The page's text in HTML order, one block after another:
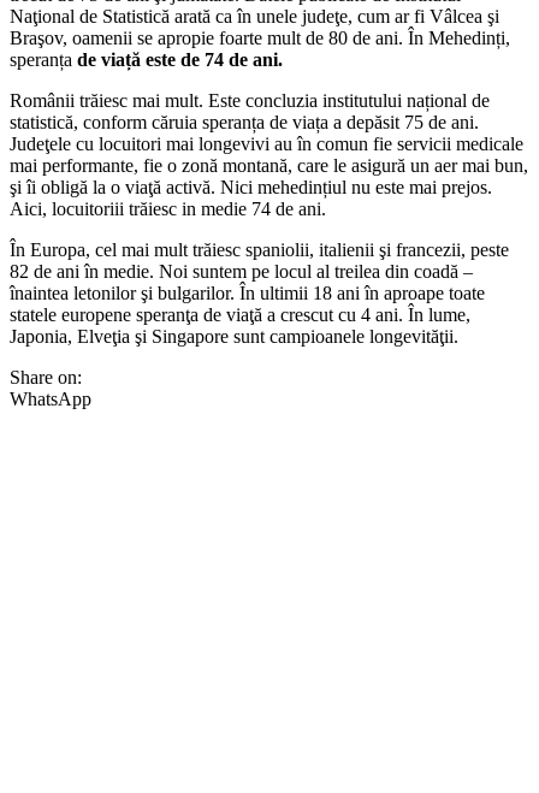
Naţional de Statistică arată ca în unele judeţe, cum ar fi Vâlcea şi
Braşov, oamenii se apropie foarte mult de 80 de ani. În Mehedinți,
speranța de viață este de 74 de ani.
Românii trăiesc mai mult. Este concluzia institutului național de
statistică, conform căruia speranța de viața a depăsit 75 de ani.
Judeţele cu locuitori mai longevivi au în comun fie servicii medicale
mai performante, fie o zonă montană, care le asigură un aer mai bun,
şi îi obligă la o viaţă activă. Nici mehedințiul nu este mai prejos.
Aici, locuitoriii trăiesc in medie 74 de ani.
În Europa, cel mai mult trăiesc spaniolii, italienii şi francezii, peste
82 de ani în medie. Noi suntem pe locul al treilea din coadă –
înaintea letonilor şi bulgarilor. În ultimii 18 ani în aproape toate
statele europene speranţa de viaţă a crescut cu 4 ani. În lume,
Japonia, Elveţia şi Singapore sunt campioanele longevităţii.
Share on:
WhatsApp